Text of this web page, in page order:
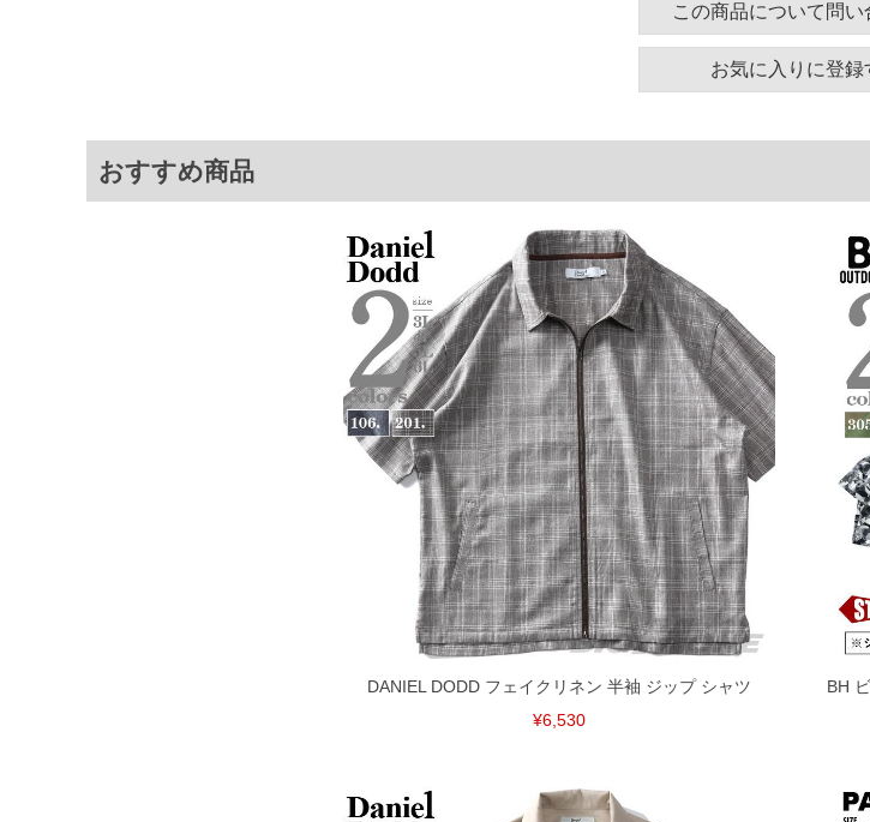
130
5L 60 30 138
6L
※商品によって若干のサイズの誤差がございます。また、お客様がご使用の環境（コンピ
面）によって、商品の色味が若干異なる場合がございます。予めご了承ください。
※上記サイズが実際の商品に付いているタグのサイズ表記と異なる場合があります。お
商品付属タグの記載もご確認下さい。
※当店での掲載商品は、実店鋪と在庫を共用しておりますので店頭での売り違い、店舗
寄せ等により、お客様にご迷惑をお掛けしてしまう場合がございます。そのようなこと
限に努めておりますが、もしあった場合速やかにご連絡させて頂きますので予めご了承
※【ボトムの裾上げをご希望の場合】
裾上げ料金は500円+税となります。
備考欄に股下●cmとご記入下さい。（裾上げ無料対象商品は1本につき税込6,000円以上
1本5,999円以下の商品は有料（500円+税）となります。）
出荷まで約1週間～20日間程お時間を頂く場合がございます。
尚、裾上げした商品は返品・交換不可となりますので、予めご了承下さい。
一部、お直しに対応出来ない商品がございます。(例：裾にファスナーや調節ひもが付い
端なデザインが施されている等)
※【返品交換について】
返品交換希望の方は、商品到着後1週間以内にご連絡ください。
下着(肌着)やワイシャツは商品の性質上、返品交換不可とさせて頂いております。予めご
この商品について問い
お気に入りに登録
おすすめ商品
DANIEL DODD フェイクリネン 半袖 ジップ シャツ
¥6,530
BH